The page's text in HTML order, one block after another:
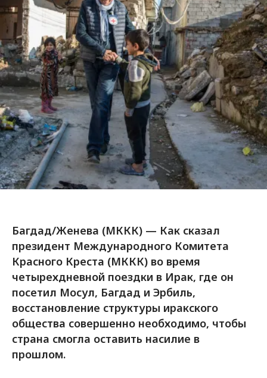
Багдад/Женева (МККК) — Как сказал
президент Международного Комитета
Красного Креста (МККК) во время
четырехдневной поездки в Ирак, где он
посетил Мосул, Багдад и Эрбиль,
восстановление структуры иракского
общества совершенно необходимо, чтобы
страна смогла оставить насилие в
прошлом.